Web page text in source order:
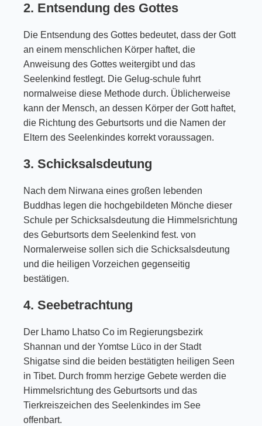
2. Entsendung des Gottes
Die Entsendung des Gottes bedeutet, dass der Gott
an einem menschlichen Körper haftet, die
Anweisung des Gottes weitergibt und das
Seelenkind festlegt. Die Gelug-schule fuhrt
normalweise diese Methode durch. Üblicherweise
kann der Mensch, an dessen Körper der Gott haftet,
die Richtung des Geburtsorts und die Namen der
Eltern des Seelenkindes korrekt voraussagen.
3. Schicksalsdeutung
Nach dem Nirwana eines großen lebenden
Buddhas legen die hochgebildeten Mönche dieser
Schule per Schicksalsdeutung die Himmelsrichtung
des Geburtsorts dem Seelenkind fest. von
Normalerweise sollen sich die Schicksalsdeutung
und die heiligen Vorzeichen gegenseitig
bestätigen.
4. Seebetrachtung
Der Lhamo Lhatso Co im Regierungsbezirk
Shannan und der Yomtse Lüco in der Stadt
Shigatse sind die beiden bestätigten heiligen Seen
in Tibet. Durch fromm herzige Gebete werden die
Himmelsrichtung des Geburtsorts und das
Tierkreiszeichen des Seelenkindes im See
offenbart.